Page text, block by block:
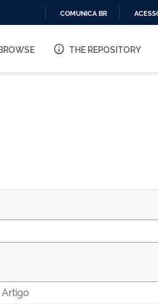
O
COMUNICA BR
THE REPOSITORY